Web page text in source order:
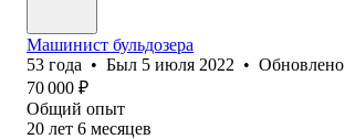
Машинист бульдозера
53 года • Был 5 июля 2022 • Обновлено
70 000 ₽
Общий опыт
20 лет 6 месяцев